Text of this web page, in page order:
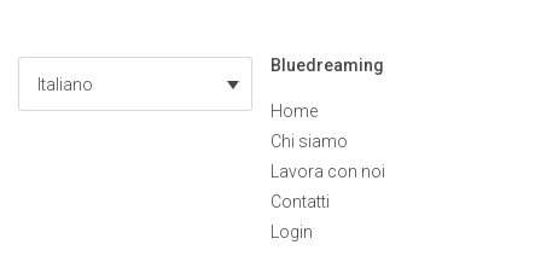
Italiano
Bluedreaming
Home
Chi siamo
Lavora con noi
Contatti
Login